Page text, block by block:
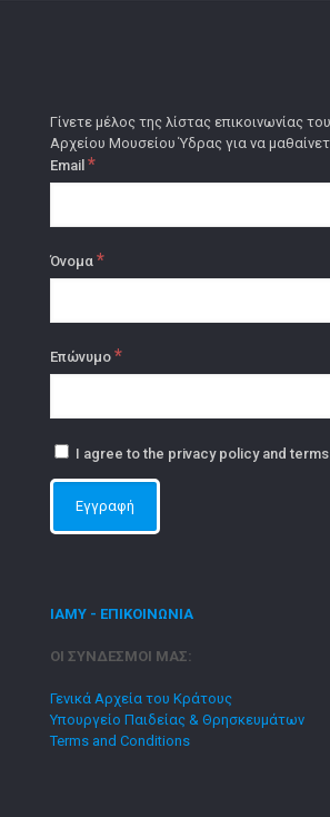
Γίνετε μέλος της λίστας επικοινωνίας
Αρχείου Μουσείου Ύδρας για να
Email *
Όνομα *
Επώνυμο *
I agree to the privacy policy and
ΙΑΜΥ - ΕΠΙΚΟΙΝΩΝΙΑ
ΟΙ ΣΥΝΔΕΣΜΟΙ ΜΑΣ:
Γενικά Αρχεία του Κράτους
Υπουργείο Παιδείας & Θρησκευμάτων
Terms and Conditions